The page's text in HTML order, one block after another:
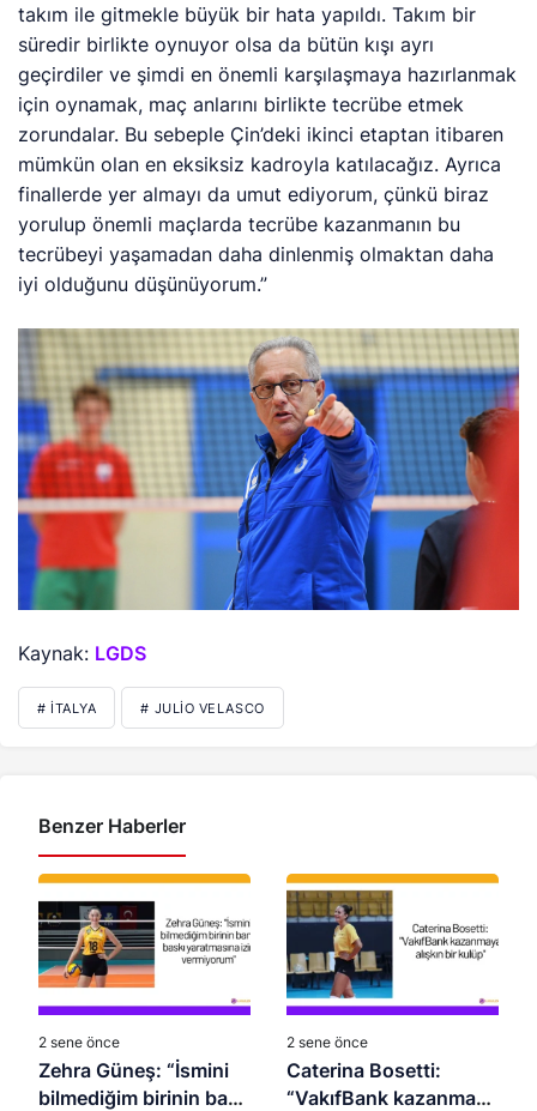
takım ile gitmekle büyük bir hata yapıldı. Takım bir
süredir birlikte oynuyor olsa da bütün kışı ayrı
geçirdiler ve şimdi en önemli karşılaşmaya hazırlanmak
için oynamak, maç anlarını birlikte tecrübe etmek
zorundalar. Bu sebeple Çin’deki ikinci etaptan itibaren
mümkün olan en eksiksiz kadroyla katılacağız. Ayrıca
finallerde yer almayı da umut ediyorum, çünkü biraz
yorulup önemli maçlarda tecrübe kazanmanın bu
tecrübeyi yaşamadan daha dinlenmiş olmaktan daha
iyi olduğunu düşünüyorum.”
Kaynak: LGDS
# İTALYA # JULIO VELASCO
Benzer Haberler
2 sene önce
Zehra Güneş: “İsmini
bilmediğim birinin bana
2 sene önce
Caterina Bosetti:
“VakıfBank kazanmaya